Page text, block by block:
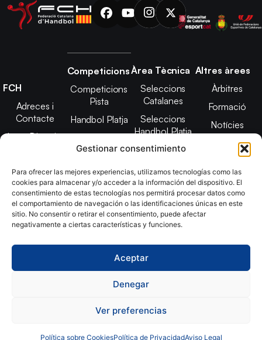
Gestionar consentimiento
Para ofrecer las mejores experiencias, utilizamos tecnologías como las
cookies para almacenar y/o acceder a la información del dispositivo. El
consentimiento de estas tecnologías nos permitirá procesar datos como
el comportamiento de navegación o las identificaciones únicas en este
sitio. No consentir o retirar el consentimiento, puede afectar
negativamente a ciertas características y funciones.
Aceptar
Denegar
Ver preferencias
Política sobre CookiesPolítica de PrivacidadAviso Legal
FCH
Adreces i
Contacte
Junta Directiva
2025
Estatuts
Transparència
Imatge
Competicions
Competicions
Pista
Handbol Platja
Àrea Tècnica
Seleccions
Catalanes
Seleccions
Handbol Platja
Tecnificació
CATH
Promoció
Altres àrees
Àrbitres
Formació
Notícies
Adreces de
contacte
Copyright © 2024, Federació Catalana d´Handbol. Desarrollado
porTOOOLS
Política de CookiesPolítica de Privacidad